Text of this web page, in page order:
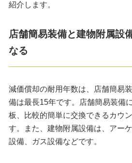
紹介します。
店舗簡易装備と建物附属設
なる
減価償却の耐用年数は、店舗簡易
備は最長15年です。店舗簡易装備
板、比較的簡単に交換できるカウ
す。また、建物附属設備は、アー
設備、ガス設備などです。